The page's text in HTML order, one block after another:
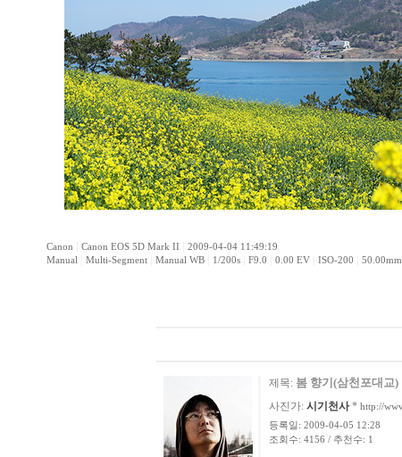
Canon Canon EOS 5D Mark II
2009-04-04 11:49:19
Manual
Multi-Segment Manual WB 1/200s F9.0 0.00 EV ISO-200 50.00mm
제목: 봄 향기(삼천포대교)
사진가: 시기천사* http://
등록일: 2009-04-05 12:28
조회수: 4156 / 추천수: 1